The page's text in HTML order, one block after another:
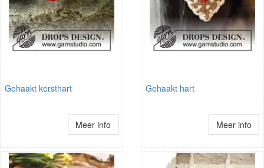
Gehaakt kersthart
Meer info
Gehaakt hart
Meer info